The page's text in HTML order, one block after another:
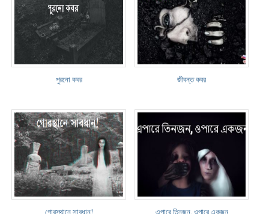
পুরনো কবর জীবন্ত কবর
গোরস্থানে সাবধান! এপারে তিনজন, ওপারে একজন